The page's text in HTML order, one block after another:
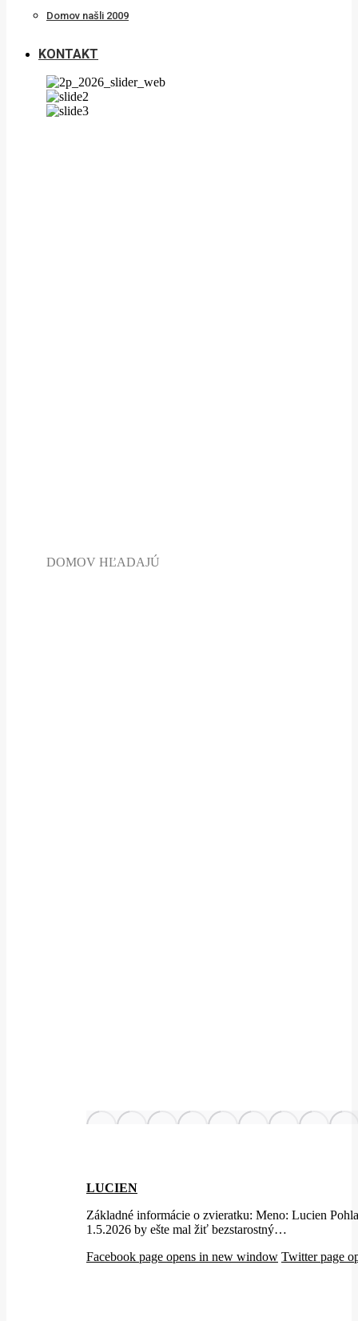
Domov našli 2009
KONTAKT
DOMOV HĽADAJÚ
LUCIEN
Základné informácie o zvieratku: Meno: Lucien
1.5.2026 by ešte mal žiť bezstarostný…
Facebook page opens in new window Twitter page